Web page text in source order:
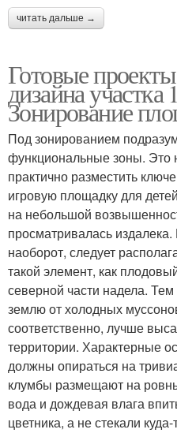
читать дальше →
Готовые
дизайна участка
Зонирование
Под зонированием
функциональные зоны. Это
практично разместить
игровую площадку для
на небольшой
просматривалась
наоборот, следует
такой элемент, как
северной части надела.
землю от холодных
соответственно, лучше
территории. Характерные
должны опираться на
клумбы размещают на
вода и дождевая влага
цветника, а не стекали